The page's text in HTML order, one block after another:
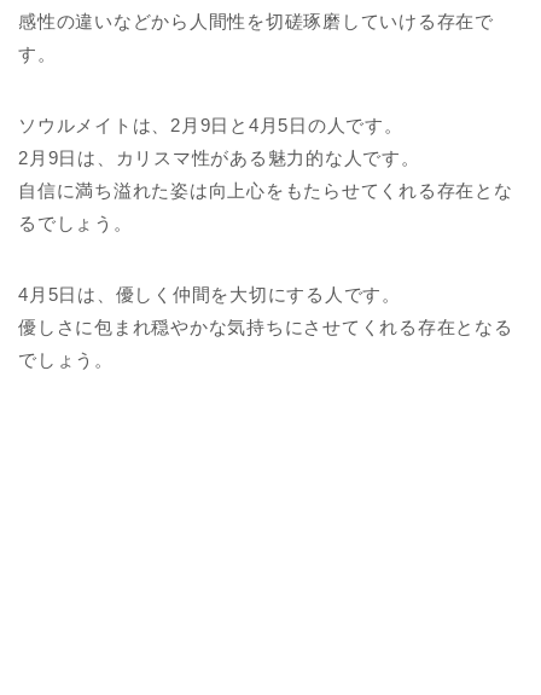
感性の違いなどから人間性を切磋琢磨していける存在で
す。
ソウルメイトは、2月9日と4月5日の人です。
2月9日は、カリスマ性がある魅力的な人です。
自信に満ち溢れた姿は向上心をもたらせてくれる存在とな
るでしょう。
4月5日は、優しく仲間を大切にする人です。
優しさに包まれ穏やかな気持ちにさせてくれる存在となる
でしょう。